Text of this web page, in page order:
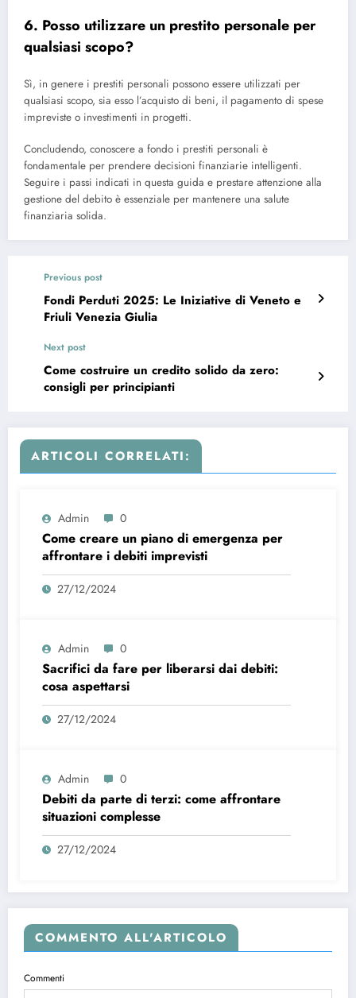
6. Posso utilizzare un prestito personale per
qualsiasi scopo?
Sì, in genere i prestiti personali possono essere utilizzati per
qualsiasi scopo, sia esso l’acquisto di beni, il pagamento di spese
impreviste o investimenti in progetti.
Concludendo, conoscere a fondo i prestiti personali è
fondamentale per prendere decisioni finanziarie intelligenti.
Seguire i passi indicati in questa guida e prestare attenzione alla
gestione del debito è essenziale per mantenere una salute
finanziaria solida.
Previous post
Fondi Perduti 2025: Le Iniziative di Veneto e
Friuli Venezia Giulia
Next post
Come costruire un credito solido da zero:
consigli per principianti
ARTICOLI CORRELATI:
Admin 0
Come creare un piano di emergenza per
affrontare i debiti imprevisti
27/12/2024
Admin 0
Sacrifici da fare per liberarsi dai debiti:
cosa aspettarsi
27/12/2024
Admin 0
Debiti da parte di terzi: come affrontare
situazioni complesse
27/12/2024
COMMENTO ALL'ARTICOLO
Commenti